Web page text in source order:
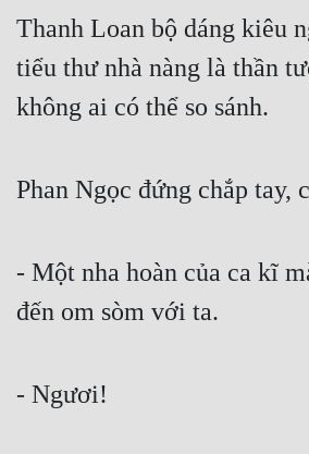
Thanh Loan bộ dáng kiêu
tiểu thư nhà nàng là thần
không ai có thể so sánh.
Phan Ngọc đứng chắp tay,
- Một nha hoàn của ca kĩ
đến om sòm với ta.
- Ngươi!